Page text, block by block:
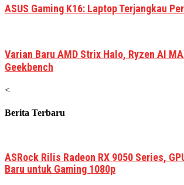
ASUS Gaming K16: Laptop Terjangkau
Varian Baru AMD Strix Halo, Ryzen AI
Geekbench
<
Berita Terbaru
ASRock Rilis Radeon RX 9050 Series,
Baru untuk Gaming 1080p